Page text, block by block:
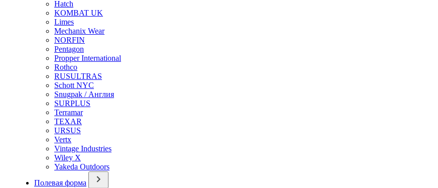
Hatch
KOMBAT UK
Limes
Mechanix Wear
NORFIN
Pentagon
Propper International
Rothco
RUSULTRAS
Schott NYC
Snugpak / Англия
SURPLUS
Terramar
TEXAR
URSUS
Vertx
Vintage Industries
Wiley X
Yakeda Outdoors
Полевая форма